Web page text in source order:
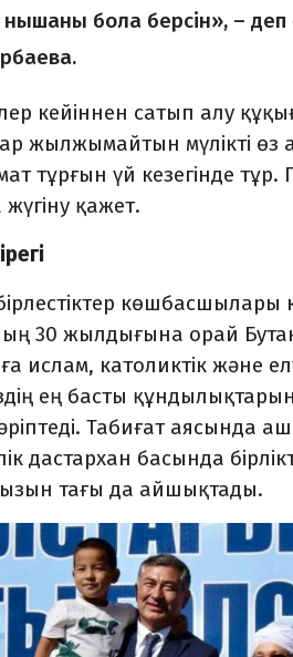
ныша­ны бола берсін», –
ке­йіннен сатып алу
жыл­жы­майтын мүлікті өз
тұрғын үй кезегінде тұр.
қажет.
30 жыл­дығына орай
ислам, католиктік және
ең басты
Табиғат аясында
дас­тар­хан басында
тағы да айшықтады.